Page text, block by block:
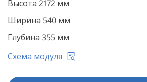
Высота 2172 мм
Ширина 540 мм
Глубина 355 мм
Схема модуля